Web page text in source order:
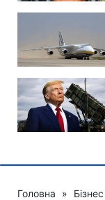
Головна » Бізнес